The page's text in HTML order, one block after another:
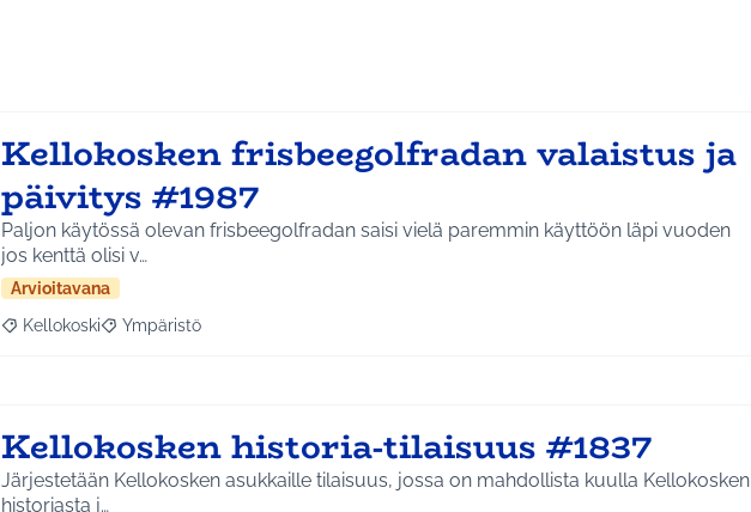
Kellokosken frisbeegolfradan valaistus ja
päivitys #1987
Paljon käytössä olevan frisbeegolfradan saisi vielä paremmin käyttöön läpi vuoden
jos kenttä olisi v…
Arvioitavana
Rajaa tulokset aihepiirin mukaan: Kellokoski
Kellokoski Rajaa tulokset teeman mukaan: Ympäristö
Ympäristö
Kellokosken historia-tilaisuus #1837
Järjestetään Kellokosken asukkaille tilaisuus, jossa on mahdollista kuulla Kellokosken
historiasta j…